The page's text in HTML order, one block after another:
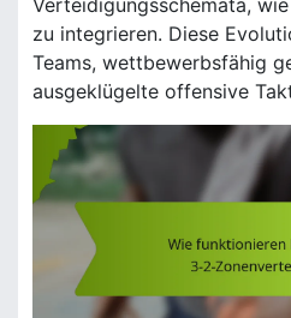
Verteidigungsschemata,
zu integrieren. Diese
Teams, wettbewerbsfähig
ausgeklügelte offensive